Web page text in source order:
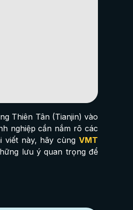
Thiên Tân (Tianjin) vào
nghiệp cần nắm rõ các
viết này, hãy cùng VMT
lưu ý quan trọng để